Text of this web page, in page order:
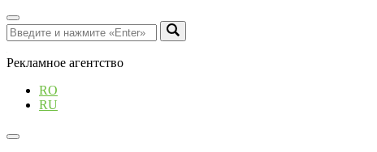
Рекламное агентство
RO
RU